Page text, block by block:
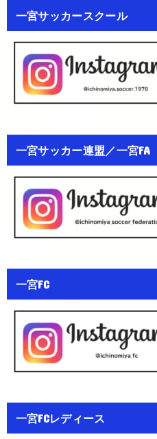
一宮サッカースクール
一宮サッカー連盟／一宮FA
一宮FC
一宮FCレディース